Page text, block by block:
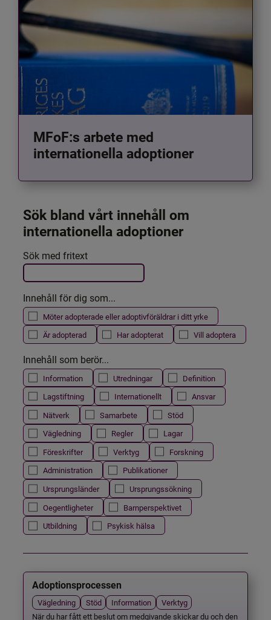
MFoF:s arbete med
internationella adoptioner
Sök bland vårt innehåll om
internationella adoptioner
Filtrera resultatet
Det här formuläret postas automatiskt
Sök med fritext
Innehåll för dig som...
Möter adopterade eller adoptivföräldrar i ditt yrke
Är adopterad
Har adopterat Vill adoptera
Innehåll som berör...
Information Utredningar
Definition
Lagstiftning
Internationellt
Ansvar
Nätverk
Samarbete
Stöd
Vägledning
Regler
Lagar
Föreskrifter
Verktyg
Forskning
Administration
Publikationer
Ursprungsländer
Ursprungssökning
Oegentligheter
Barnperspektivet
Utbildning
Psykisk hälsa
Adoptionsprocessen
Vägledning Stöd Information
Verktyg
När du har fått ett beslut om medgivande skickar du och den